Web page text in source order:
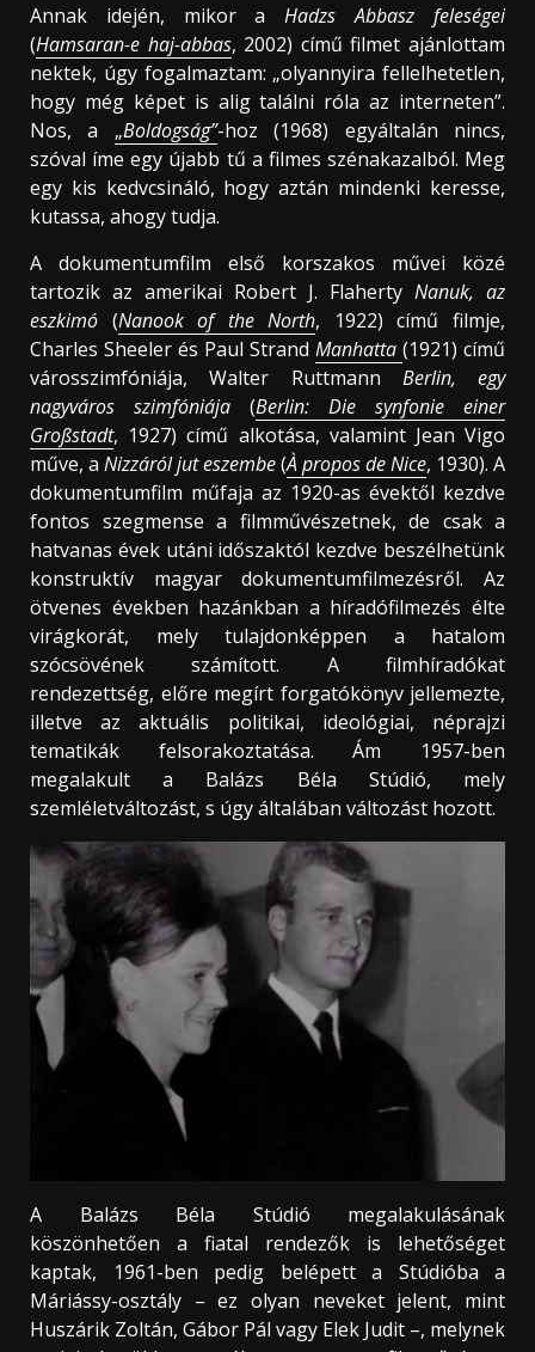
Annak idején, mikor aHadzs Abbasz feleségei
(Hamsaran-e haj-abbas, 2002) című filmet ajánlottam
nektek, úgy fogalmaztam: „olyannyira fellelhetetlen,
hogy még képet is alig találni róla az interneten”.
Nos, a „Boldogság”-hoz (1968) egyáltalán nincs,
szóval íme egy újabb tű a filmes szénakazalból. Meg
egy kis kedvcsináló, hogy aztán mindenki keresse,
kutassa, ahogy tudja.
A dokumentumfilm első korszakos művei közé
tartozik az amerikai Robert J. Flaherty Nanuk, az
eszkimó (Nanook of the North, 1922) című filmje,
Charles Sheeler és Paul Strand Manhatta (1921) című
városszimfóniája, Walter Ruttmann Berlin, egy
nagyváros szimfóniája (Berlin: Die synfonie einer
Großstadt, 1927) című alkotása, valamint Jean Vigo
műve, a Nizzáról jut eszembe(À propos de Nice, 1930). A
dokumentumfilm műfaja az 1920-as évektől kezdve
fontos szegmense a filmművészetnek, de csak a
hatvanas évek utáni időszaktól kezdve beszélhetünk
konstruktív magyar dokumentumfilmezésről. Az
ötvenes években hazánkban a híradófilmezés élte
virágkorát, mely tulajdonképpen a hatalom
szócsövének számított. A filmhíradókat
rendezettség, előre megírt forgatókönyv jellemezte,
illetve az aktuális politikai, ideológiai, néprajzi
tematikák felsorakoztatása. Ám 1957-ben
megalakult a Balázs Béla Stúdió, mely
szemléletváltozást, s úgy általában változást hozott.
A Balázs Béla Stúdió megalakulásának
köszönhetően a fiatal rendezők is lehetőséget
kaptak, 1961-ben pedig belépett a Stúdióba a
Máriássy-osztály – ez olyan neveket jelent, mint
Huszárik Zoltán, Gábor Pál vagy Elek Judit –, melynek